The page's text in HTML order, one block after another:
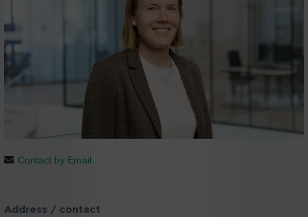
Contact by Email
Address / contact